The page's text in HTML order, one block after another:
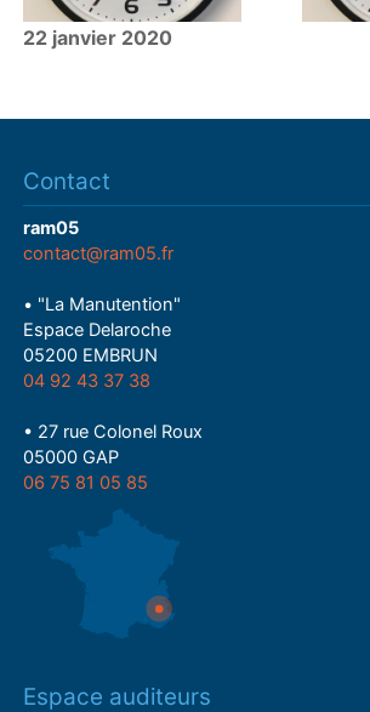
22 janvier 2020
Contact
ram05
contact@ram05.fr
• "La Manutention"
Espace Delaroche
05200 EMBRUN
04 92 43 37 38
• 27 rue Colonel Roux
05000 GAP
06 75 81 05 85
Espace auditeurs